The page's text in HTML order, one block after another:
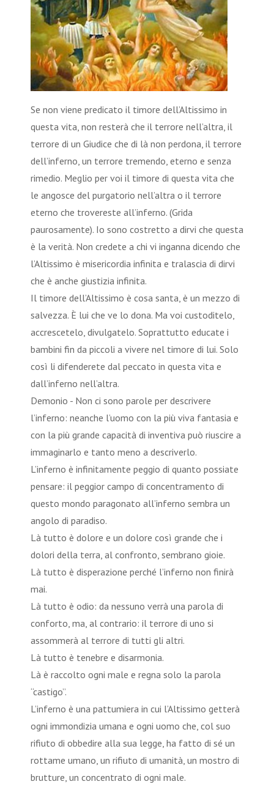
Se non viene predicato il timore dell’Altissimo in
questa vita, non resterà che il terrore nell’altra, il
terrore di un Giudice che di là non perdona, il terrore
dell’inferno, un terrore tremendo, eterno e senza
rimedio. Meglio per voi il timore di questa vita che
le angosce del purgatorio nell’altra o il terrore
eterno che trovereste all’inferno. (Grida
paurosamente). Io sono costretto a dirvi che questa
è la verità. Non credete a chi vi inganna dicendo che
l’Altissimo è misericordia infinita e tralascia di dirvi
che è anche giustizia infinita.
Il timore dell’Altissimo è cosa santa, è un mezzo di
salvezza. È lui che ve lo dona. Ma voi custoditelo,
accrescetelo, divulgatelo. Soprattutto educate i
bambini fin da piccoli a vivere nel timore di lui. Solo
così li difenderete dal peccato in questa vita e
dall’inferno nell’altra.
Demonio - Non ci sono parole per descrivere
l’inferno: neanche l’uomo con la più viva fantasia e
con la più grande capacità di inventiva può riuscire a
immaginarlo e tanto meno a descriverlo.
L’inferno è infinitamente peggio di quanto possiate
pensare: il peggior campo di concentramento di
questo mondo paragonato all’inferno sembra un
angolo di paradiso.
Là tutto è dolore e un dolore così grande che i
dolori della terra, al confronto, sembrano gioie.
Là tutto è disperazione perché l’inferno non finirà
mai.
Là tutto è odio: da nessuno verrà una parola di
conforto, ma, al contrario: il terrore di uno si
assommerà al terrore di tutti gli altri.
Là tutto è tenebre e disarmonia.
Là è raccolto ogni male e regna solo la parola
“castigo”.
L’inferno è una pattumiera in cui l’Altissimo getterà
ogni immondizia umana e ogni uomo che, col suo
rifiuto di obbedire alla sua legge, ha fatto di sé un
rottame umano, un rifiuto di umanità, un mostro di
brutture, un concentrato di ogni male.